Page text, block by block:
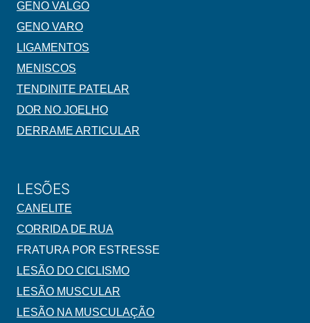
GENO VALGO
GENO VARO
LIGAMENTOS
MENISCOS
TENDINITE PATELAR
DOR NO JOELHO
DERRAME ARTICULAR
LESÕES
CANELITE
CORRIDA DE RUA
FRATURA POR ESTRESSE
LESÃO DO CICLISMO
LESÃO MUSCULAR
LESÃO NA MUSCULAÇÃO